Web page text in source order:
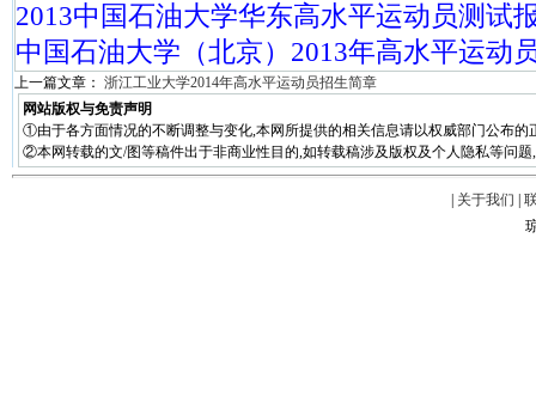
2013中国石油大学华东高水平运动员测试
中国石油大学（北京）2013年高水平运动
上一篇文章： 浙江工业大学2014年高水平运动员招生简章
网站版权与免责声明
①由于各方面情况的不断调整与变化,本网所提供的相关信息请以权威部门公布的
②本网转载的文/图等稿件出于非商业性目的,如转载稿涉及版权及个人隐私等问题
关于我们